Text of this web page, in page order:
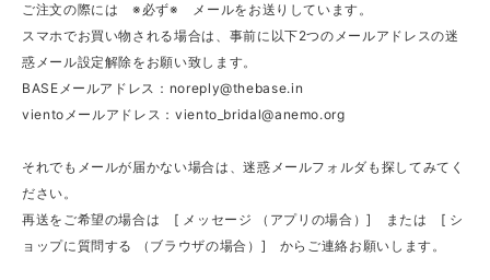
ご注文の際には ※必ず※ メールをお送りしています。
スマホでお買い物される場合は、事前に以下2つのメールアドレスの迷
惑メール設定解除をお願い致します。
BASEメールアドレス： noreply@thebase.in
vientoメールアドレス： viento_bridal@anemo.org
それでもメールが届かない場合は、迷惑メールフォルダも探してみてく
ださい。
再送をご希望の場合は [ メッセージ （アプリの場合）] または [ シ
ョップに質問する （ブラウザの場合）] からご連絡お願いします。